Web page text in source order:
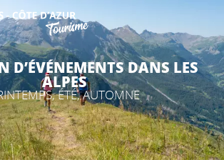
?
D’ÉVÉNEMENTS DANS LES
ALPES
ÉTÉ, AUTOMNE